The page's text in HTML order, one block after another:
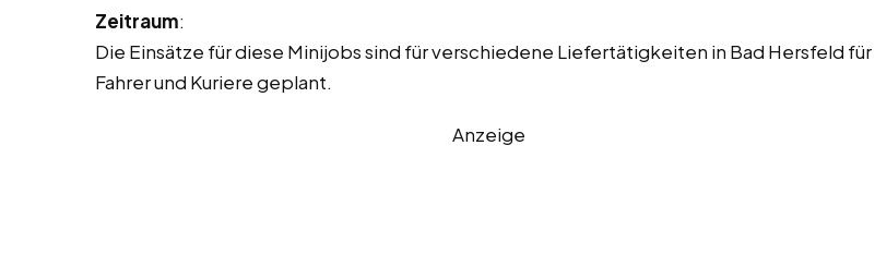
Zeitraum:
Die Einsätze für diese Minijobs sind für verschiedene Liefertätigkeiten in Bad Hersfeld für
Fahrer und Kuriere geplant.
Anzeige